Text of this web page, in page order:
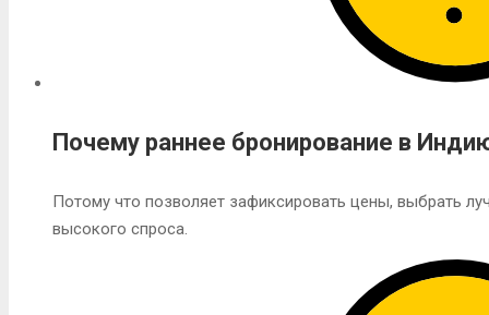
Почему раннее бронирование в
Потому что позволяет зафиксировать цены, выбрать
высокого спроса.